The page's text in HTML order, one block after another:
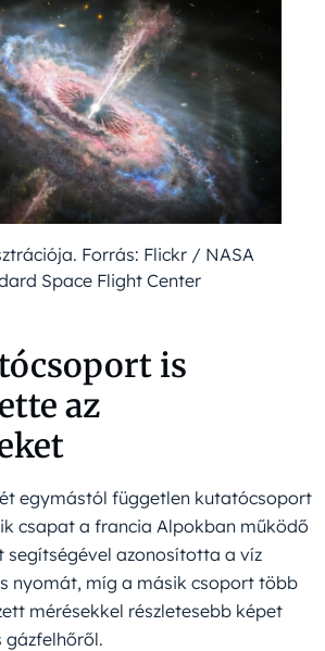
Forrás: Flickr / NASA
Space Flight Center
is
az
egymástól független kutatócsoport
csapat a francia Alpokban működő
azonosította a víz
nyomát, míg a másik csoport több
mérésekkel részletesebb képet